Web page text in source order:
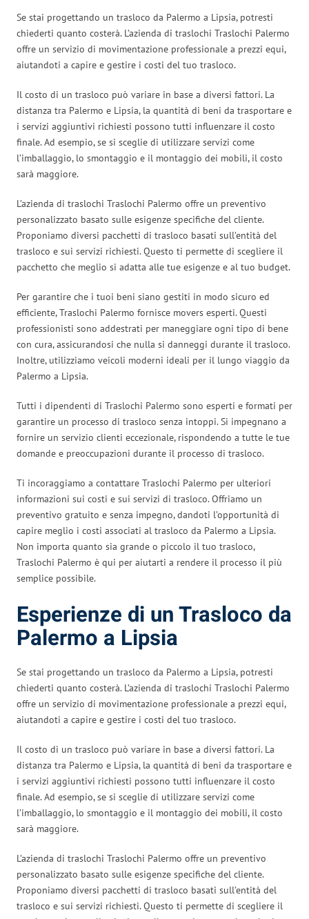
Se stai progettando un trasloco da Palermo a Lipsia, potresti
chiederti quanto costerà. L’azienda di traslochi Traslochi Palermo
offre un servizio di movimentazione professionale a prezzi equi,
aiutandoti a capire e gestire i costi del tuo trasloco.
Il costo di un trasloco può variare in base a diversi fattori. La
distanza tra Palermo e Lipsia, la quantità di beni da trasportare e
i servizi aggiuntivi richiesti possono tutti influenzare il costo
finale. Ad esempio, se si sceglie di utilizzare servizi come
l’imballaggio, lo smontaggio e il montaggio dei mobili, il costo
sarà maggiore.
L’azienda di traslochi Traslochi Palermo offre un preventivo
personalizzato basato sulle esigenze specifiche del cliente.
Proponiamo diversi pacchetti di trasloco basati sull’entità del
trasloco e sui servizi richiesti. Questo ti permette di scegliere il
pacchetto che meglio si adatta alle tue esigenze e al tuo budget.
Per garantire che i tuoi beni siano gestiti in modo sicuro ed
efficiente, Traslochi Palermo fornisce movers esperti. Questi
professionisti sono addestrati per maneggiare ogni tipo di bene
con cura, assicurandosi che nulla si danneggi durante il trasloco.
Inoltre, utilizziamo veicoli moderni ideali per il lungo viaggio da
Palermo a Lipsia.
Tutti i dipendenti di Traslochi Palermo sono esperti e formati per
garantire un processo di trasloco senza intoppi. Si impegnano a
fornire un servizio clienti eccezionale, rispondendo a tutte le tue
domande e preoccupazioni durante il processo di trasloco.
Ti incoraggiamo a contattare Traslochi Palermo per ulteriori
informazioni sui costi e sui servizi di trasloco. Offriamo un
preventivo gratuito e senza impegno, dandoti l’opportunità di
capire meglio i costi associati al trasloco da Palermo a Lipsia.
Non importa quanto sia grande o piccolo il tuo trasloco,
Traslochi Palermo è qui per aiutarti a rendere il processo il più
semplice possibile.
Esperienze di un Trasloco da
Palermo a Lipsia
Se stai progettando un trasloco da Palermo a Lipsia, potresti
chiederti quanto costerà. L’azienda di traslochi Traslochi Palermo
offre un servizio di movimentazione professionale a prezzi equi,
aiutandoti a capire e gestire i costi del tuo trasloco.
Il costo di un trasloco può variare in base a diversi fattori. La
distanza tra Palermo e Lipsia, la quantità di beni da trasportare e
i servizi aggiuntivi richiesti possono tutti influenzare il costo
finale. Ad esempio, se si sceglie di utilizzare servizi come
l’imballaggio, lo smontaggio e il montaggio dei mobili, il costo
sarà maggiore.
L’azienda di traslochi Traslochi Palermo offre un preventivo
personalizzato basato sulle esigenze specifiche del cliente.
Proponiamo diversi pacchetti di trasloco basati sull’entità del
trasloco e sui servizi richiesti. Questo ti permette di scegliere il